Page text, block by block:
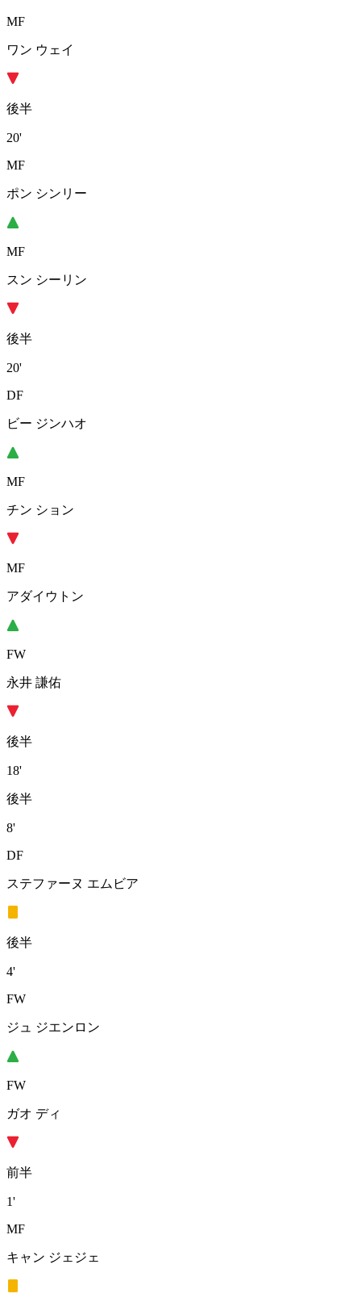
MF
ワン ウェイ
後半
20'
MF
ポン シンリー
MF
スン シーリン
後半
20'
DF
ビー ジンハオ
MF
チン ション
MF
アダイウトン
FW
永井 謙佑
後半
18'
後半
8'
DF
ステファーヌ エムビア
後半
4'
FW
ジュ ジエンロン
FW
ガオ ディ
前半
1'
MF
キャン ジェジェ